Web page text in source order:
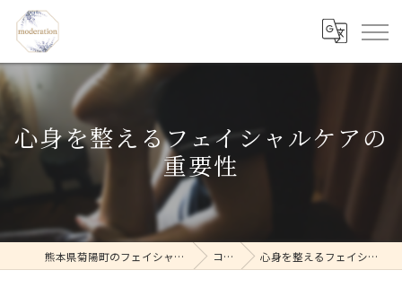
心身を整えるフェイシャルケアの
重要性
熊本県菊陽町のフェイシャルならmoderation コラム 心身を整えるフェイシャルケアの重要性